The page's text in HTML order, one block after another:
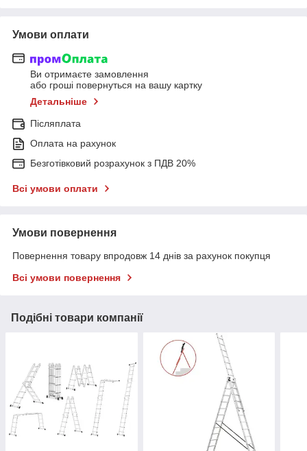
Умови оплати
Ви отримаєте замовлення
або гроші повернуться на вашу картку
Детальніше
Післяплата
Оплата на рахунок
Безготівковий розрахунок з ПДВ 20%
Всі умови оплати
Умови повернення
Повернення товару впродовж 14 днів за рахунок покупця
Всі умови повернення
Подібні товари компанії